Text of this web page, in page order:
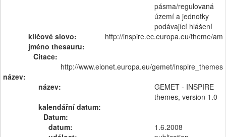
pásma/regulovaná
území a jednotky
podávající hlášení
klíčové slovo:
http://inspire.ec.europa.eu/theme/am
jméno thesauru:
Citace:
název:
http://www.eionet.europa.eu/gemet/inspire_themes
název:
GEMET - INSPIRE
themes, version 1.0
kalendářní datum:
Datum:
datum:
1.6.2008